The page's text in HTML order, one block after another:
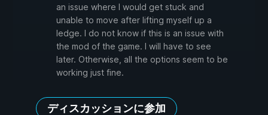
an issue where I would get stuck and
unable to move after lifting myself up a
ledge. I do not know if this is an issue with
the mod of the game. I will have to see
later. Otherwise, all the options seem to be
working just fine.
ディスカッションに参加